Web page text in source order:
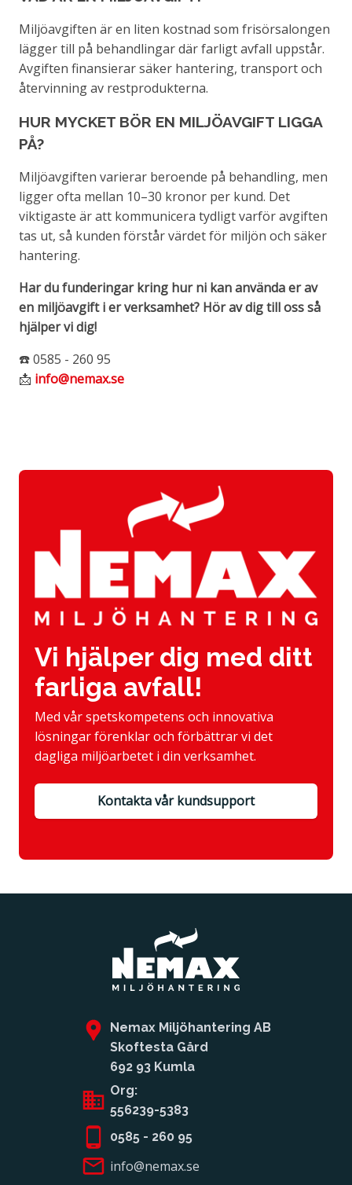
Miljöavgiften är en liten kostnad som frisörsalongen
lägger till på behandlingar där farligt avfall uppstår.
Avgiften finansierar säker hantering, transport och
återvinning av restprodukterna.
HUR MYCKET BÖR EN MILJÖAVGIFT LIGGA
PÅ?
Miljöavgiften varierar beroende på behandling, men
ligger ofta mellan 10–30 kronor per kund. Det
viktigaste är att kommunicera tydligt varför avgiften
tas ut, så kunden förstår värdet för miljön och säker
hantering.
Har du funderingar kring hur ni kan använda er av
en miljöavgift i er verksamhet? Hör av dig till oss så
hjälper vi dig!
☎️ 0585 - 260 95
📩 info@nemax.se
Vi hjälper dig med ditt
farliga avfall!
Med vår spetskompetens och innovativa
lösningar förenklar och förbättrar vi det
dagliga miljöarbetet i din verksamhet.
Kontakta vår kundsupport
Nemax Miljöhantering AB
Skoftesta Gård
692 93 Kumla
Org:
556239-5383
0585 - 260 95
info@nemax.se